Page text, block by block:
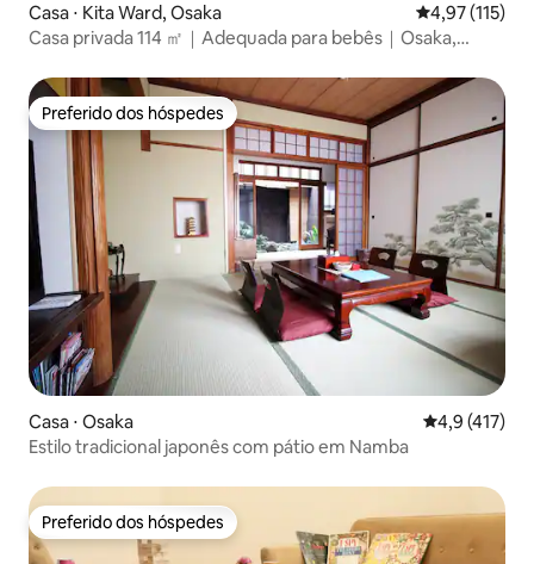
Casa ⋅ Kita Ward, Osaka 4,97 de uma
4,97 (115)
Casa privada 114 ㎡｜Adequada para bebês｜Osaka,
Preferido dos hóspedes
Preferido dos hóspedes
Casa ⋅ Osaka 4,9 de uma
4,9 (417)
Estilo tradicional japonês com pátio em Namba
Preferido dos hóspedes
Preferido dos hóspedes